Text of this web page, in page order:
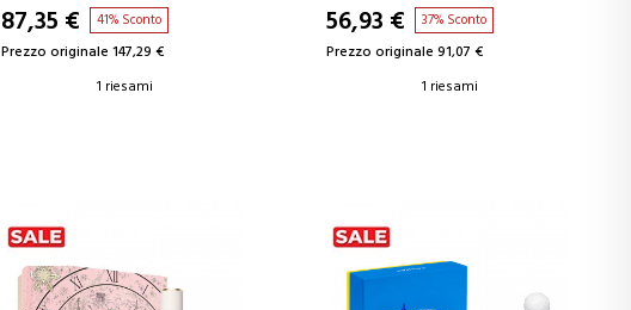
87,35 € 41% Sconto
Prezzo originale 147,29 €
1 riesami
56,93 € 37% Sconto
Prezzo originale 91,07 €
1 riesami